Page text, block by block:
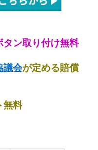
タン取り付け無料
議会が定める賠償
無料